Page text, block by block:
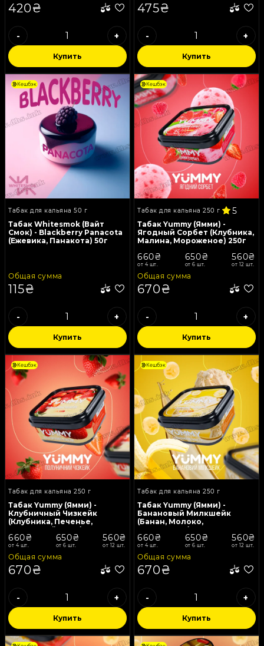
420₴
- +
Купить
475₴
- +
Купить
Кешбэк
Табак для кальяна 50 г
Табак Whitesmok (Вайт
Смок) - Blackberry Panacota
(Ежевика, Панакота) 50г
Общая сумма
115₴
- +
Купить
Кешбэк
Табак для кальяна 250 г 5
Табак Yummy (Ямми) -
Ягодный Сорбет (Клубника,
Малина, Мороженое) 250г
660₴
от 4 шт.
650₴
от 6 шт.
560₴
от 12 шт.
Общая сумма
670₴
- +
Купить
Кешбэк
Табак для кальяна 250 г
Табак Yummy (Ямми) -
Клубничный Чизкейк
(Клубника, Печенье,
Творожный крем) 250г
660₴
от 4 шт.
650₴
от 6 шт.
560₴
от 12 шт.
Общая сумма
670₴
- +
Купить
Кешбэк
Табак для кальяна 250 г
Табак Yummy (Ямми) -
Банановый Милкшейк
(Банан, Молоко,
Мороженое) 250г
660₴
от 4 шт.
650₴
от 6 шт.
560₴
от 12 шт.
Общая сумма
670₴
- +
Купить